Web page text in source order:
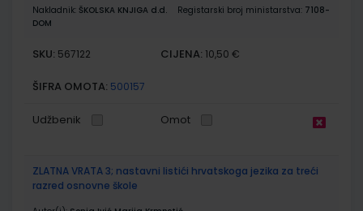
Nakladnik: ŠKOLSKA KNJIGA d.d. Registarski broj ministarstva: 7108-
DOM
SKU: 567122 CIJENA: 10,50 €
ŠIFRA OMOTA: 500157
Udžbenik Omot
ZLATNA VRATA 3; nastavni listići hrvatskoga jezika za treći
razred osnovne škole